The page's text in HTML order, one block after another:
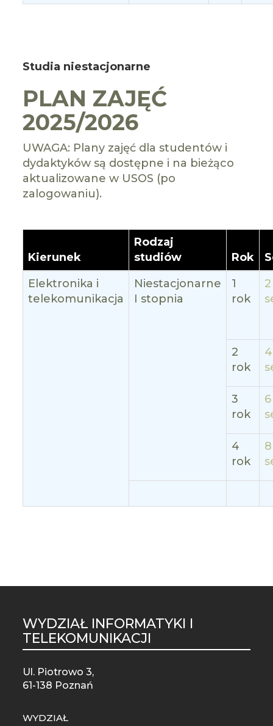
Studia niestacjonarne
PLAN ZAJĘĆ
2025/2026
UWAGA: Plany zajęć dla studentów i
dydaktyków są dostępne i na bieżąco
aktualizowane w USOS (po
zalogowaniu).
Kierunek
Rodzaj
studiów
Rok
Elektronika i
telekomunikacja
Niestacjonarne
I stopnia
1
rok
2
2
rok
4
3
rok
6
4
rok
8
WYDZIAŁ INFORMATYKI I
TELEKOMUNIKACJI
Ul. Piotrowo 3,
61-138 Poznań
WYDZIAŁ